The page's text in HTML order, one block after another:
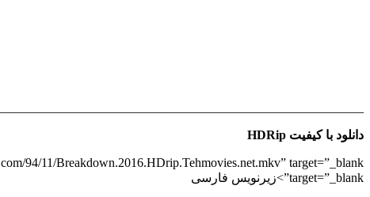
دانلود با کیفیت HDRip
target=”_blank”>زیرنویس فارسی